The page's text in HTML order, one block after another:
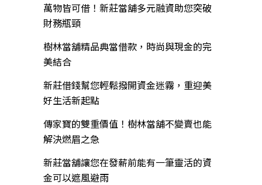
萬物皆可借！新莊當舖多元融資助您突破
財務瓶頸
樹林當舖精品典當借款，時尚與現金的完
美結合
新莊借錢幫您輕鬆撥開資金迷霧，重迎美
好生活新起點
傳家寶的雙重價值！樹林當舖不變賣也能
解決燃眉之急
新莊當舖讓您在發薪前能有一筆靈活的資
金可以遮風避雨